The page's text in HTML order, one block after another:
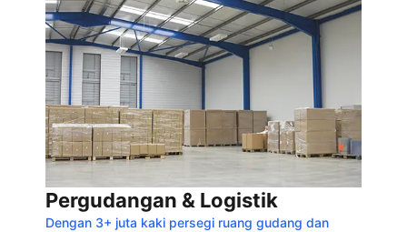
Pergudangan & Logistik
Dengan 3+ juta kaki persegi ruang gudang dan